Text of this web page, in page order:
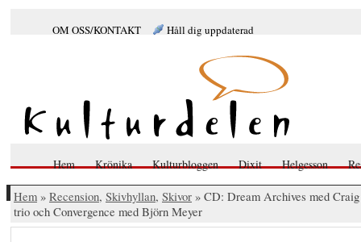
OM OSS/KONTAKT Håll dig uppdaterad
Hem Krönika Kulturbloggen Dixit Helgesson
Hem » Recension, Skivhyllan, Skivor » CD: Dream Archives med
trio och Convergence med Björn Meyer